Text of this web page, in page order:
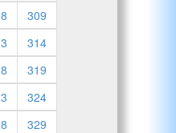
309
314
319
324
329